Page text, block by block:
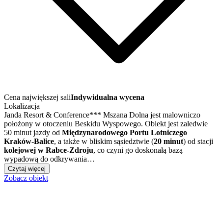
Cena największej saliIndywidualna wycena
Lokalizacja
Janda Resort & Conference*** Mszana Dolna jest malowniczo
położony w otoczeniu Beskidu Wyspowego. Obiekt jest zaledwie
50 minut jazdy od Międzynarodowego Portu Lotniczego
Kraków-Balice, a także w bliskim sąsiedztwie (20 minut) od stacji
kolejowej w Rabce-Zdroju, co czyni go doskonałą bazą
wypadową do odkrywania…
Czytaj więcej
Zobacz obiekt